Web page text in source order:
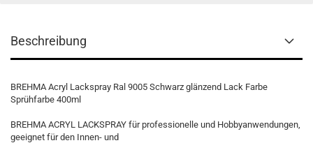
Beschreibung
BREHMA Acryl Lackspray Ral 9005 Schwarz glänzend Lack Farbe
Sprühfarbe 400ml
BREHMA ACRYL LACKSPRAY für professionelle und Hobbyanwendungen,
geeignet für den Innen- und